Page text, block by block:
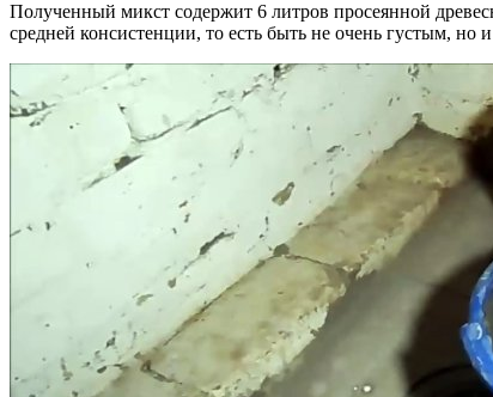
Полученный микст содержит 6 литров просеянной
средней консистенции, то есть быть не очень густым, но